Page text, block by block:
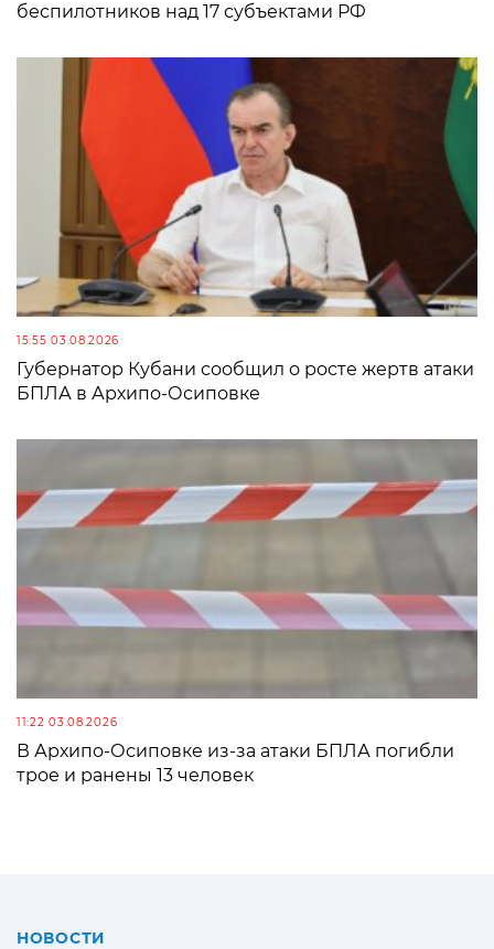
беспилотников над 17 субъектами РФ
15:55 03.08.2026
Губернатор Кубани сообщил о росте жертв атаки
БПЛА в Архипо-Осиповке
11:22 03.08.2026
В Архипо-Осиповке из-за атаки БПЛА погибли
трое и ранены 13 человек
НОВОСТИ